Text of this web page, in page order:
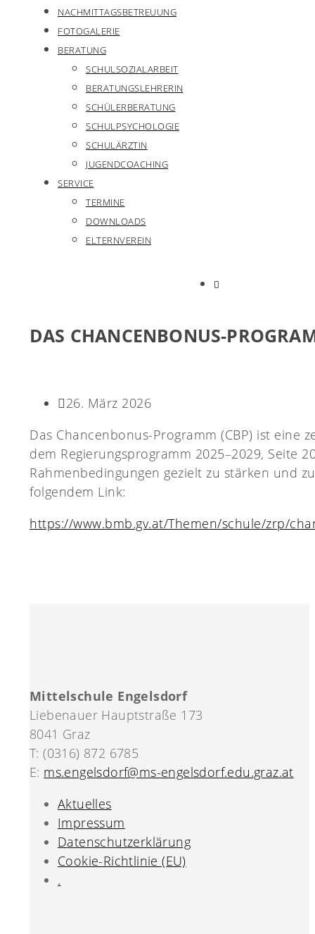
NACHMITTAGSBETREUUNG
FOTOGALERIE
BERATUNG
SCHULSOZIALARBEIT
BERATUNGSLEHRERIN
SCHÜLERBERATUNG
SCHULPSYCHOLOGIE
SCHULÄRZTIN
JUGENDCOACHING
SERVICE
TERMINE
DOWNLOADS
ELTERNVEREIN
DAS CHANCENBONUS-
26. März 2026
Das Chancenbonus-Programm (CBP) ist
dem Regierungsprogramm 2025–2029, Seite
Rahmenbedingungen gezielt zu stärken und
folgendem Link:
https://www.bmb.gv.at/Themen/schule/zrp/
Mittelschule Engelsdorf
Liebenauer Hauptstraße 173
8041 Graz
T: (0316) 872 6785
E: ms.engelsdorf@ms-engelsdorf.edu.graz.at
Aktuelles
Impressum
Datenschutzerklärung
Cookie-Richtlinie (EU)
.